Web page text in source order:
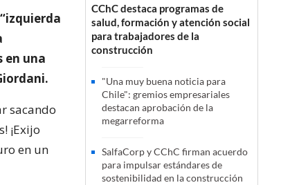
en una
sacando
¡Exijo
en un
CChC destaca programas de
salud, formación y atención social
para trabajadores de la
construcción
"Una muy buena noticia para
Chile": gremios empresariales
destacan aprobación de la
megarreforma
SalfaCorp y CChC firman acuerdo
para impulsar estándares de
sostenibilidad en la construcción